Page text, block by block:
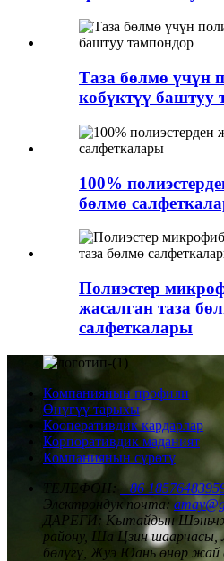
Таза бөлмө үчүн
көбүктүү баштуу
100%
бөлмө
Полиэстер
жасалган таза
салфеткалары
Компаниянын профили
Өнүгүү тарыхы
Кооперативдик кардарлар
Корпоративдик маданият
Компаниянын сүрөтү
ТЕЛЕФОН: +86
Электрондук почта:
ДАРЕГИ: Кытайдын
району, Ша Цзин
бөлүгү, Жуэ Юань өнөр жай